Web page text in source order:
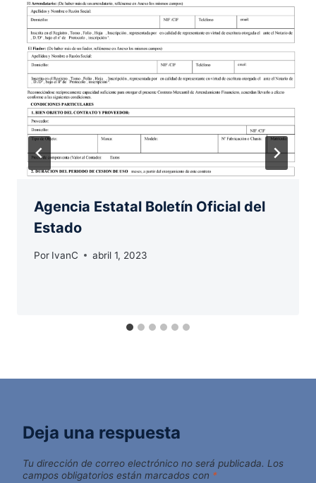
Agencia Estatal Boletín Oficial del
Estado
Por IvanC abril 1, 2023
Deja una respuesta
Tu dirección de correo electrónico no será publicada. Los
campos obligatorios están marcados con *